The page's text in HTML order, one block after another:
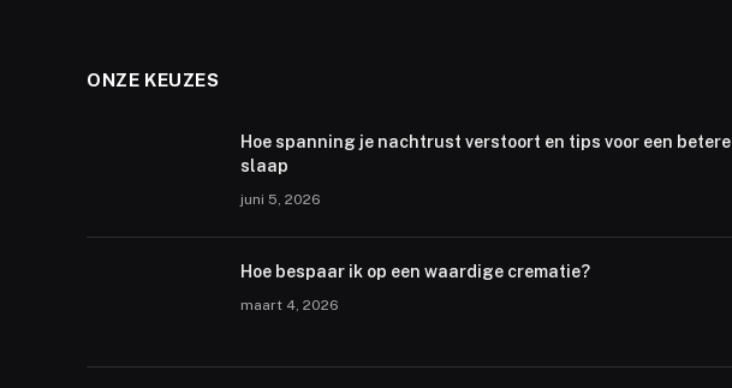
ONZE KEUZES
Hoe spanning je nachtrust verstoort en tips voor een betere
slaap
juni 5, 2026
Hoe bespaar ik op een waardige crematie?
maart 4, 2026